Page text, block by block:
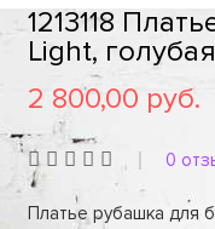
1213118
Light,
2 800,00 руб.
0
Платье рубашка для